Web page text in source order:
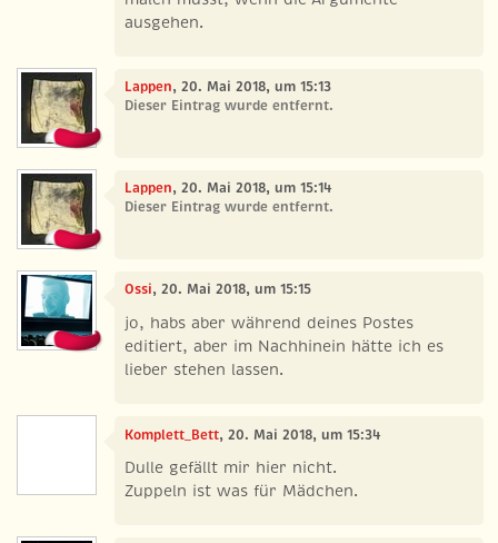
ausgehen.
Lappen, 20. Mai 2018, um 15:13
Dieser Eintrag wurde entfernt.
Lappen, 20. Mai 2018, um 15:14
Dieser Eintrag wurde entfernt.
Ossi, 20. Mai 2018, um 15:15
jo, habs aber während deines Postes
editiert, aber im Nachhinein hätte ich es
lieber stehen lassen.
Komplett_Bett, 20. Mai 2018, um 15:34
Dulle gefällt mir hier nicht.
Zuppeln ist was für Mädchen.